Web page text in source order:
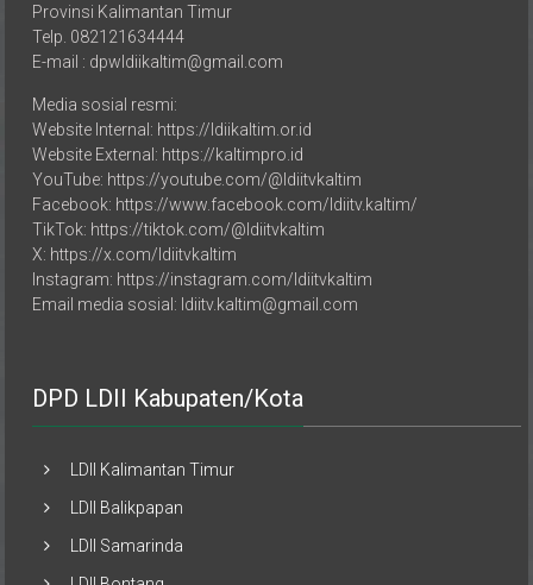
Telp. 082121634444
E-mail : dpwldiikaltim@gmail.com
Website Internal: https://ldiikaltim.or.id
Website External: https://kaltimpro.id
YouTube: https://youtube.com/@ldiitvkaltim
Facebook: https://www.facebook.com/ldiitv.kaltim/
TikTok: https://tiktok.com/@ldiitvkaltim
X: https://x.com/ldiitvkaltim
Instagram: https://instagram.com/ldiitvkaltim
Email media sosial: ldiitv.kaltim@gmail.com
LDII Samarinda